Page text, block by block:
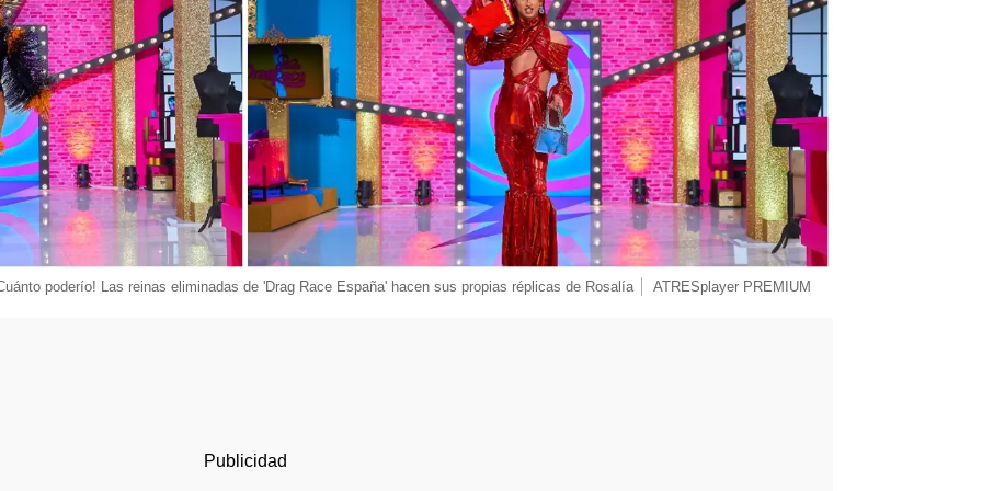
poderío! Las reinas eliminadas de 'Drag Race España' hacen sus propias réplicas de Rosalía ATRESplayer PREMIUM